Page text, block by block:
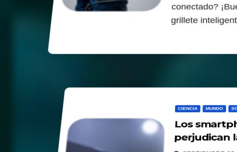
conectado?
grillete
CIENCIA MUNDO
Los
perjudican